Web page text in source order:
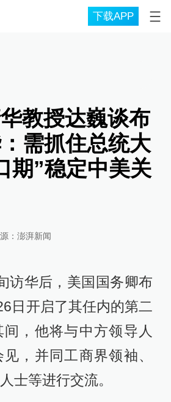
下载APP
教授达巍谈布
需抓住总统大
期”稳定中美关
： 澎湃新闻
访华后，美国国务卿布
日开启了其任内的第二
，他将与中方领导人
，并同工商界领袖、
士等进行交流。